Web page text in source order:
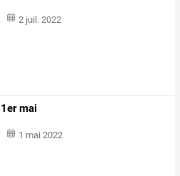
2 juil. 2022
1er mai
1 mai 2022